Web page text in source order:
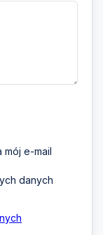
mój e-mail
danych